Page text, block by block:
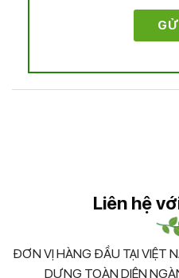
– Tính năng xông hơi nóng:
đào thải bụi bẩn, chất nhờn
da sáng màu, hồng hào,
tươi trẻ, mịn màng.
Thông Số Kỹ Thuật.
Liên hệ
ĐƠN VỊ HÀNG ĐẦU TẠI VIỆT
DỰNG TOÀN DIỆN